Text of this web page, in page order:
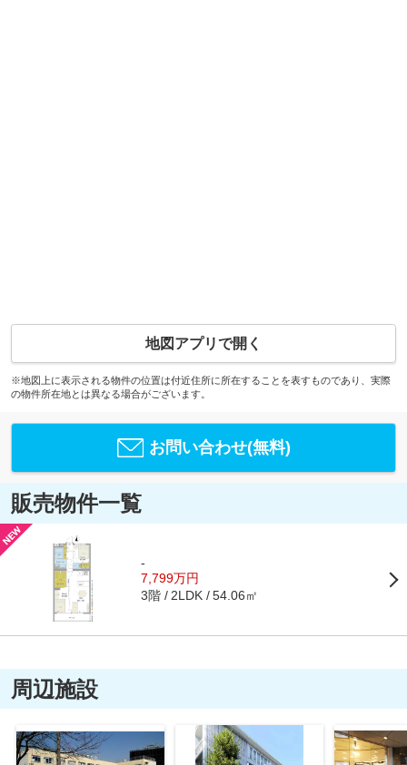
地図アプリで開く
※地図上に表示される物件の位置は付近住所に所在することを表すものであり、実際
の物件所在地とは異なる場合がございます。
お問い合わせ(無料)
販売物件一覧
-
7,799万円
3階 2LDK 54.06㎡
周辺施設